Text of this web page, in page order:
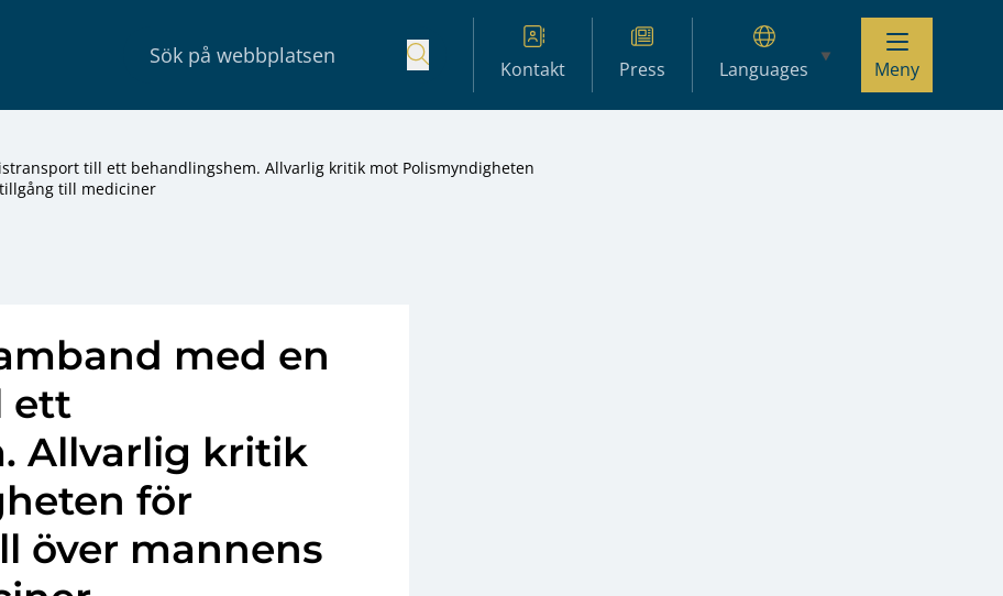
Kontakt Press Languages Meny
till ett behandlingshem. Allvarlig kritik mot Polismyndigheten
till mediciner
med en
ett
Allvarlig kritik
för
över mannens